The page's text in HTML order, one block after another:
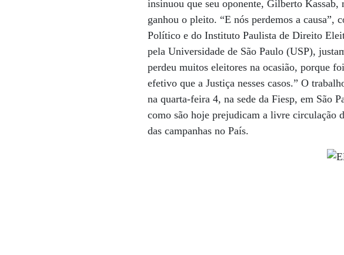
insinuou que seu oponente, Gilberto
ganhou o pleito. “E nós perdemos a
Político e do Instituto Paulista de Direito
pela Universidade de São Paulo (USP),
perdeu muitos eleitores na ocasião, porque
efetivo que a Justiça nesses casos.” O
na quarta-feira 4, na sede da Fiesp, em São
como são hoje prejudicam a livre circulação
das campanhas no País.